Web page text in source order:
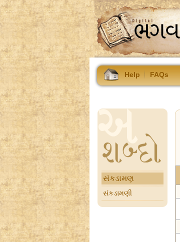
Help FAQs
સંકડામણ
સંકડામણી